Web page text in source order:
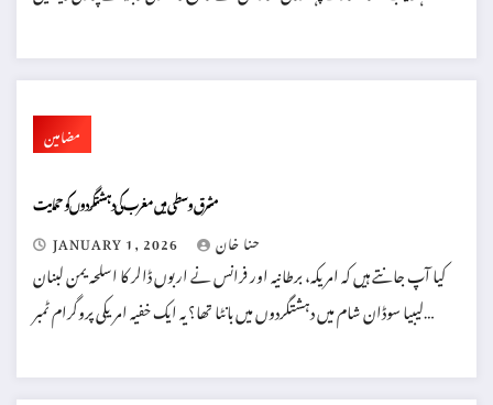
مضامین
مشرق وسطی میں مغرب کی دہشتگردوں کو حمایت
JANUARY 1, 2026
حنا خان
کیا آپ جانتے ہیں کہ امریکہ، برطانیہ اور فرانس نے اربوں ڈالر کا اسلحہ یمن لبنان
لیبیا سوڈان شام میں دہشتگردوں میں بانٹا تھا؟ یہ ایک خفیہ امریکی پروگرام ٹمبر…